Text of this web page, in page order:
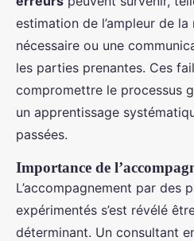
estimation de l’ampleur de
nécessaire ou une
les parties prenantes. Ces
compromettre le processus
un apprentissage
passées.
Importance de
L’accompagnement par des
expérimentés s’est révélé
déterminant. Un consultant